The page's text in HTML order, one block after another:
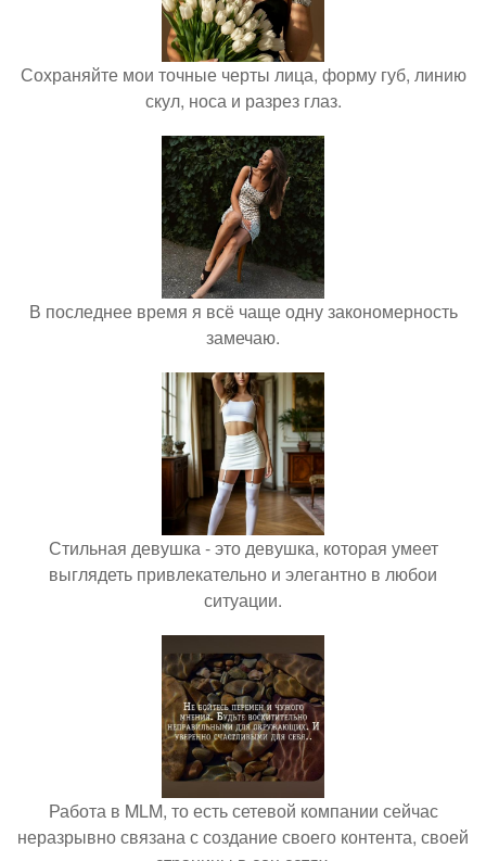
Сохраняйте мои точные черты лица, форму губ, линию
скул, носа и разрез глаз.
В последнее время я всё чаще одну закономерность
замечаю.
Стильная девушка - это девушка, которая умеет
выглядеть привлекательно и элегантно в любои
ситуации.
Работа в MLM, то есть сетевой компании сейчас
неразрывно связана с создание своего контента, своей